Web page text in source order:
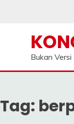
Bukan
Tag: